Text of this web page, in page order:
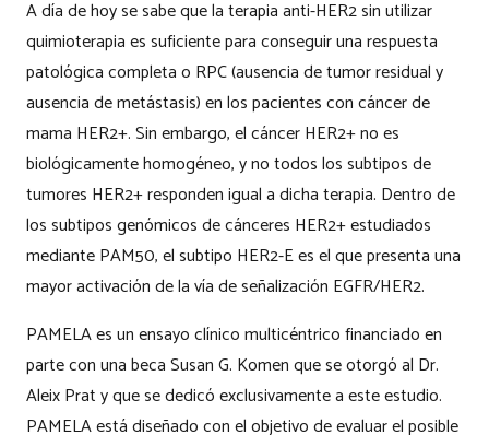
A día de hoy se sabe que la terapia anti-HER2 sin utilizar
quimioterapia es suficiente para conseguir una respuesta
patológica completa o RPC (ausencia de tumor residual y
ausencia de metástasis) en los pacientes con cáncer de
mama HER2+. Sin embargo, el cáncer HER2+ no es
biológicamente homogéneo, y no todos los subtipos de
tumores HER2+ responden igual a dicha terapia. Dentro de
los subtipos genómicos de cánceres HER2+ estudiados
mediante PAM50, el subtipo HER2-E es el que presenta una
mayor activación de la vía de señalización EGFR/HER2.
PAMELA es un ensayo clínico multicéntrico financiado en
parte con una beca Susan G. Komen que se otorgó al Dr.
Aleix Prat y que se dedicó exclusivamente a este estudio.
PAMELA está diseñado con el objetivo de evaluar el posible